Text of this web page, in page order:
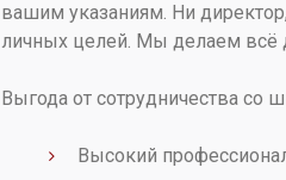
вашим указаниям. Ни
личных целей. Мы делаем всё
Выгода от сотрудничества со
Высокий